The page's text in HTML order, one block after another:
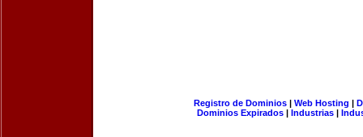
Registro de Dominios| Web Hosting |
Dominios Expirados | Industrias |